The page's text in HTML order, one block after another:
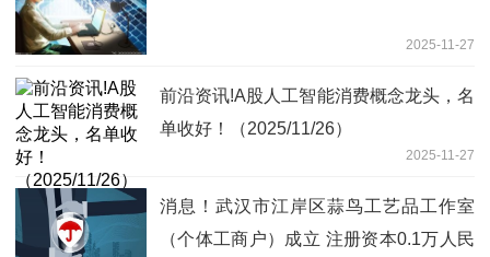
2025-11-27
前沿资讯!A股人工智能消费概念龙头，名
单收好！（2025/11/26）
2025-11-27
消息！武汉市江岸区蒜鸟工艺品工作室
（个体工商户）成立 注册资本0.1万人民